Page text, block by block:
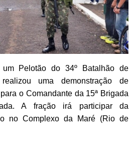
Pelotão do 34º Batalhão de
realizou uma demonstração de
o Comandante da 15ª Brigada
A fração irá participar da
no Complexo da Maré (Rio de